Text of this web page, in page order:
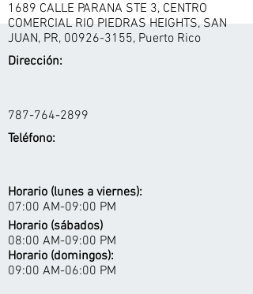
1689 CALLE PARANA STE 3, CENTRO
COMERCIAL RIO PIEDRAS HEIGHTS, SAN
JUAN, PR, 00926-3155, Puerto Rico
Dirección:
787-764-2899
Teléfono:
Horario (lunes a viernes):
07:00 AM-09:00 PM
Horario (sábados)
08:00 AM-09:00 PM
Horario (domingos):
09:00 AM-06:00 PM